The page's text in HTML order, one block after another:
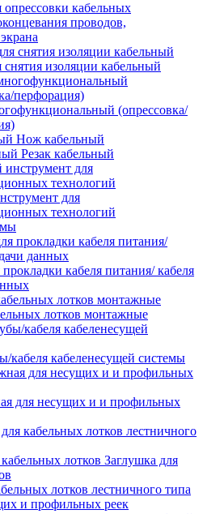
кабельных
проводов,
изоляции кабельный
(опрессовка/
Нож кабельный
Резак кабельный
для
технологий
кабеля питания/ кабеля
лотков монтажные
кабеля кабеленесущей системы
для несущих и и профильных
кабельных лотков лестничного
Заглушка для
лотков лестничного типа
и профильных реек